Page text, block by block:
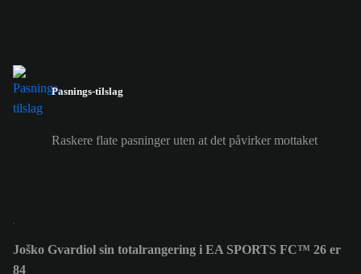
Pasnings-tilslag
Raskere flate pasninger uten at det påvirker mottaket
Joško Gvardiol sin totalrangering i EA SPORTS FC™ 26 er
84